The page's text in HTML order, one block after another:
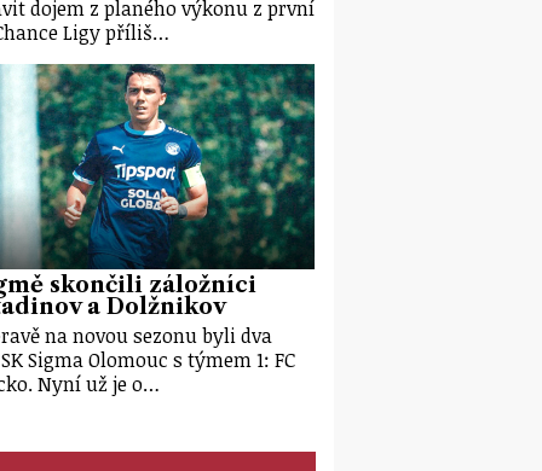
dojem z planého výkonu z první
Ligy příliš…
skončili záložníci
a Dolžnikov
na novou sezonu byli dva
Sigma Olomouc s týmem 1: FC
Nyní už je o…